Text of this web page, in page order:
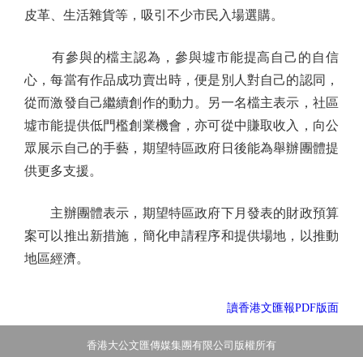
皮革、生活雜貨等，吸引不少市民入場選購。
有參與的檔主認為，參與墟市能提高自己的自信
心，每當有作品成功賣出時，便是別人對自己的認同，
從而激發自己繼續創作的動力。另一名檔主表示，社區
墟市能提供低門檻創業機會，亦可從中賺取收入，向公
眾展示自己的手藝，期望特區政府日後能為舉辦團體提
供更多支援。
主辦團體表示，期望特區政府下月發表的財政預算
案可以推出新措施，簡化申請程序和提供場地，以推動
地區經濟。
讀香港文匯報PDF版面
香港大公文匯傳媒集團有限公司版權所有